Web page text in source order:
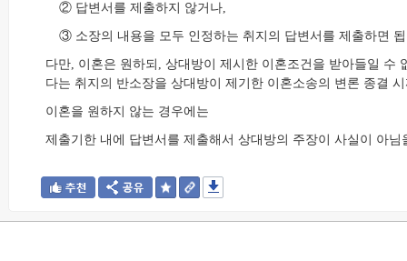
② 답변서를 제출하지 않거나,
③ 소장의 내용을 모두 인정하는 취지의 답변서를 제출하면
다만, 이혼은 원하되, 상대방이 제시한 이혼조건을 받아들일
다는 취지의 반소장을 상대방이 제기한 이혼소송의 변론 종결
이혼을 원하지 않는 경우에는
제출기한 내에 답변서를 제출해서 상대방의 주장이 사실이 아